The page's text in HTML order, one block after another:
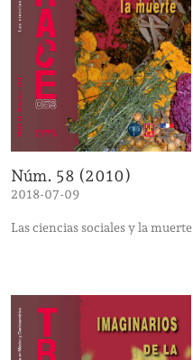
Núm. 58 (2010)
2018-07-09
Las ciencias sociales y la muerte